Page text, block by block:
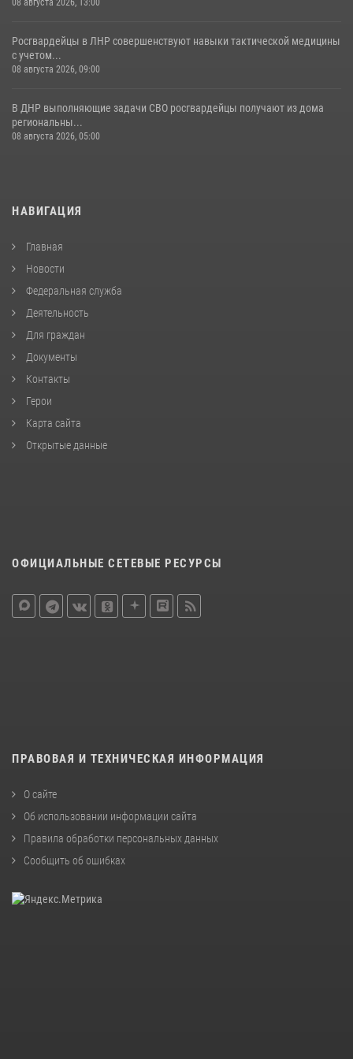
Росгвардейцы в ЛНР совершенствуют навыки тактической медицины
с учетом...
08 августа 2026, 09:00
В ДНР выполняющие задачи СВО росгвардейцы получают из дома
региональны...
08 августа 2026, 05:00
НАВИГАЦИЯ
Главная
Новости
Федеральная служба
Деятельность
Для граждан
Документы
Контакты
Герои
Карта сайта
Открытые данные
ОФИЦИАЛЬНЫЕ СЕТЕВЫЕ РЕСУРСЫ
ПРАВОВАЯ И ТЕХНИЧЕСКАЯ ИНФОРМАЦИЯ
О сайте
Об использовании информации сайта
Правила обработки персональных данных
Сообщить об ошибках